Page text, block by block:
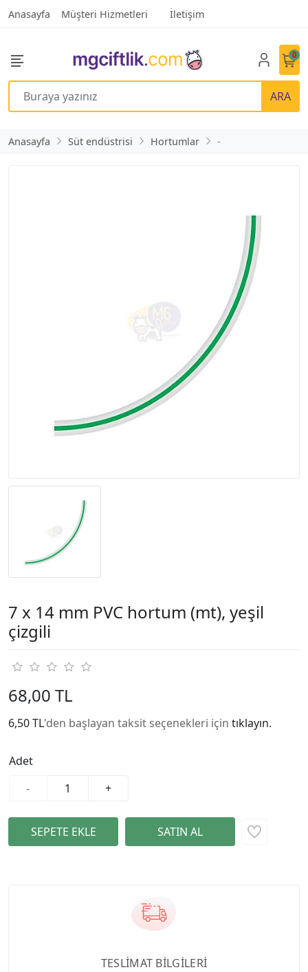
Anasayfa Müşteri Hizmetleri İletişim
ARA
0
Anasayfa Süt endüstrisi Hortumlar -
7 x 14 mm PVC hortum (mt), yeşil
çizgili
68,00 TL
6,50 TL'den başlayan taksit seçenekleri için tıklayın.
Adet
-
+
TESLİMAT BİLGİLERİ